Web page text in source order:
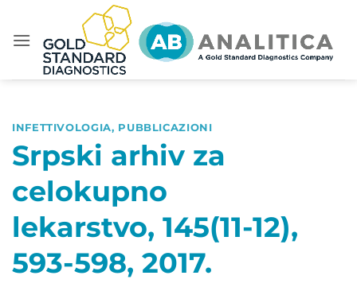
contenuti
INFETTIVOLOGIA, PUBBLICAZIONI
Srpski arhiv za
celokupno
lekarstvo, 145(11-12),
593-598, 2017.